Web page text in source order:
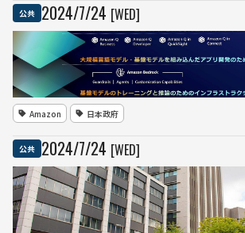
公共 2024/7/24 [WED]
Amazon 日本政府
公共 2024/7/24 [WED]